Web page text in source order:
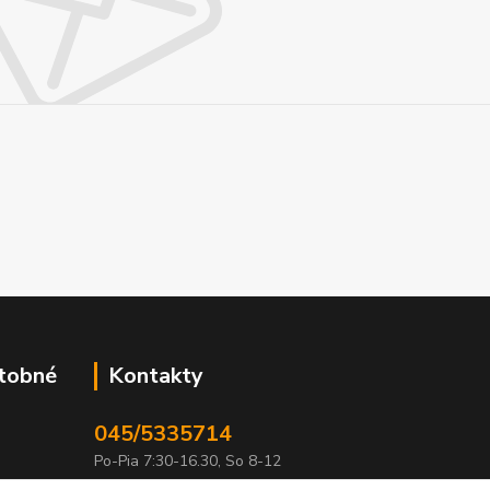
Kontakty
045/5335714
Po-Pia 7:30-16.30, So 8-12